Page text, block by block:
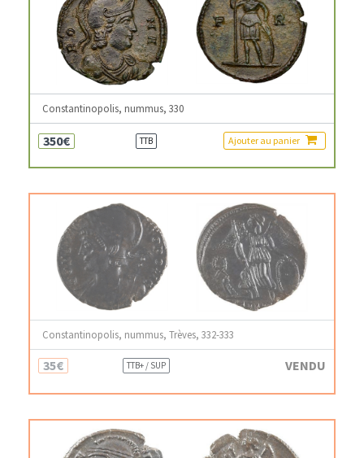
Constantinopolis, nummus, 330
350€ TTB Ajouter au panier
Constantinopolis, nummus, Trèves, 332-333
35€ TTB+ / SUP VENDU